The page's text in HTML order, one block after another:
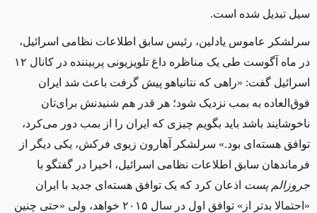
سیل تبدیل شده است.
سرلشکر عاموس یادلین، رئیس سابق اطلاعات نظامی اسرائیل،
در ماه آگوست طی یک مناظره داغ تلویزیونی پربیننده در کانال ۱۲
اسرائیل گفت: «راهی که نتانیاهو پیش گرفت باعث شد ایران
فوق‌العاده به بمب نزدیک شود؛ ‌هر ‌قدر هم شنیدنش برای‌تان
ناخوشایند باشد باید بگویم چیزی که ایران را از بمب دور می‌کرد،
توافق هسته‌ای بود.» سرلشکر آهارون زیوی فرکش، یکی دیگر از
فرماندهان سابق اطلاعات نظامی اسرائیل، اخیرا در گفتگو با
جروزالم پست اذعان کرد که یک توافق هسته‌ای جدید با ایران
«احتمالا بدتر از» توافق اول در سال ۲۰۱۵ خواهد، ولی «حتی چنین